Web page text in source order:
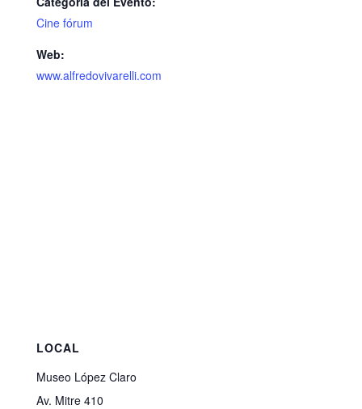
Cine fórum
Web:
www.alfredovivarelli.com
LOCAL
Museo López Claro
Av. Mitre 410